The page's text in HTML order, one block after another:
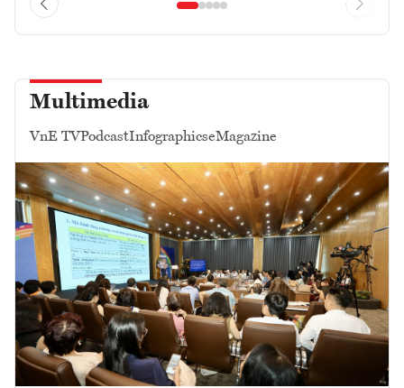
Multimedia
VnE TVPodcastInfographicseMagazine